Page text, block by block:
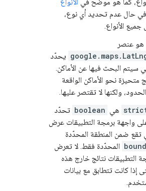
حال عدم تحديد أي نوع،
الأنواع.
هو عنصر
يحدّد
سيتم البحث فيها عن الأماكن.
متحيزة نحو الأماكن الواقعة
ولكنها لا تقتصر عليها.
هي boolean تحدّد
على واجهة برمجة التطبيقات عرض
تقع ضمن المنطقة المحدّدة
المحدّدة فقط. لا تعرض
التطبيقات نتائج خارج هذه
إذا كانت تتطابق مع بيانات